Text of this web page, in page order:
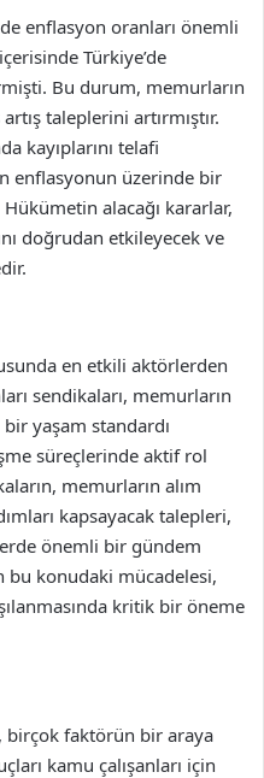
enflasyon oranları önemli
Türkiye’de
Bu durum, memurların
taleplerini artırmıştır.
kayıplarını telafi
enflasyonun üzerinde bir
alacağı kararlar,
doğrudan etkileyecek ve
en etkili aktörlerden
sendikaları, memurların
yaşam standardı
süreçlerinde aktif rol
memurların alım
kapsayacak talepleri,
önemli bir gündem
bu konudaki mücadelesi,
kritik bir öneme
birçok faktörün bir araya
kamu çalışanları için